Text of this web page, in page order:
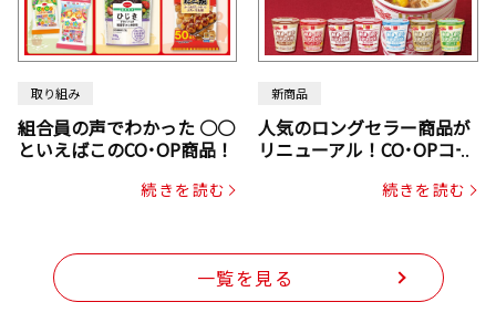
取り組み
組合員の声でわかった ○○
といえばこのCO･OP商品！
続きを読む
新商品
人気のロングセラー商品が
リニューアル！CO･OPコー
続きを読む
一覧を見る